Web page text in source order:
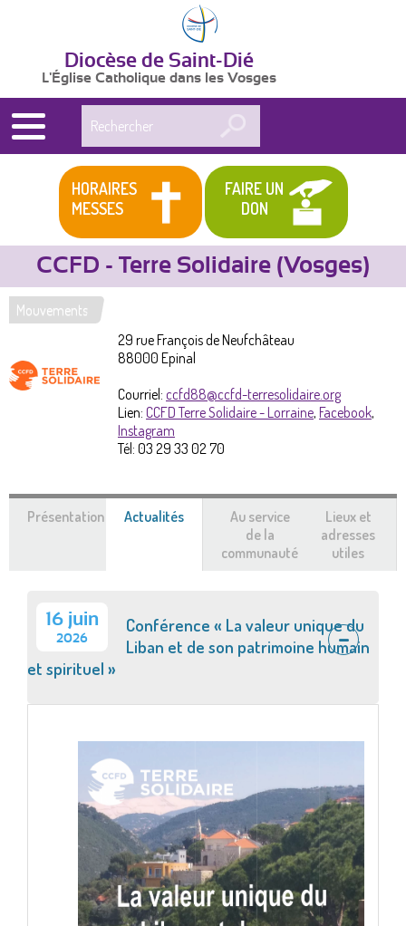
Diocèse de Saint-Dié
L'Église Catholique dans les Vosges
HORAIRES
MESSES
FAIRE UN
DON
Vous
êtes
ici
Mouvements
CCFD - Terre Solidaire (Vosges)
29 rue François de Neufchâteau
88000 Epinal
Courriel: ccfd88@ccfd-terresolidaire.org
Lien: CCFD Terre Solidaire - Lorraine, Facebook,
Instagram
Tél: 03 29 33 02 70
Présentation Actualités
Au service
de la
communauté
Lieux et
adresses
utiles
16 juin
2026
Conférence « La valeur unique du
Liban et de son patrimoine humain
et spirituel »